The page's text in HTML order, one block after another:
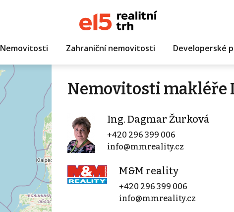
Nemovitosti Zahraniční nemovitosti Developerské
Nemovitosti makléře
Ing. Dagmar Žurková
+420 296 399 006
info@mmreality.cz
M&M reality
+420 296 399 006
info@mmreality.cz